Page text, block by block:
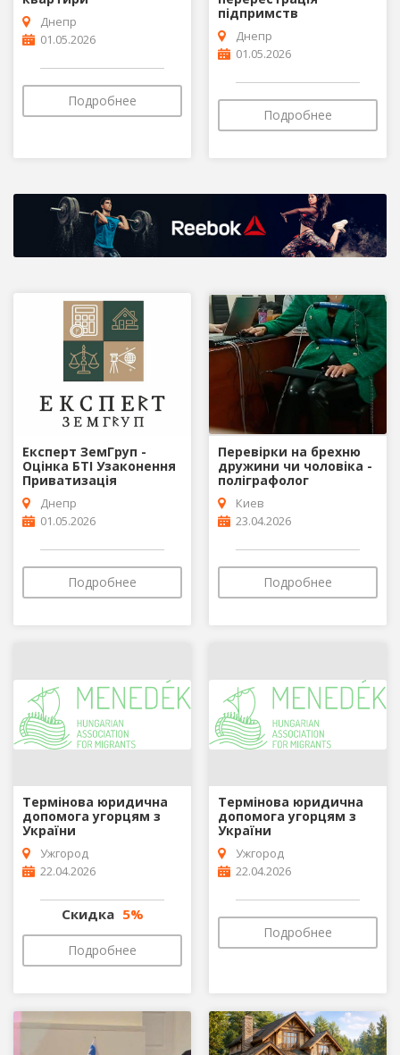
Днепр
01.05.2026
Подробнее
підпримств
Днепр
01.05.2026
Подробнее
Експерт ЗемГруп -
Оцінка БТІ Узаконення
Приватизація
Днепр
01.05.2026
Подробнее
Перевірки на брехню
дружини чи чоловіка -
поліграфолог
Киев
23.04.2026
Подробнее
Термінова юридична
допомога угорцям з
України
Ужгород
22.04.2026
Скидка 5%
Подробнее
Термінова юридична
допомога угорцям з
України
Ужгород
22.04.2026
Подробнее